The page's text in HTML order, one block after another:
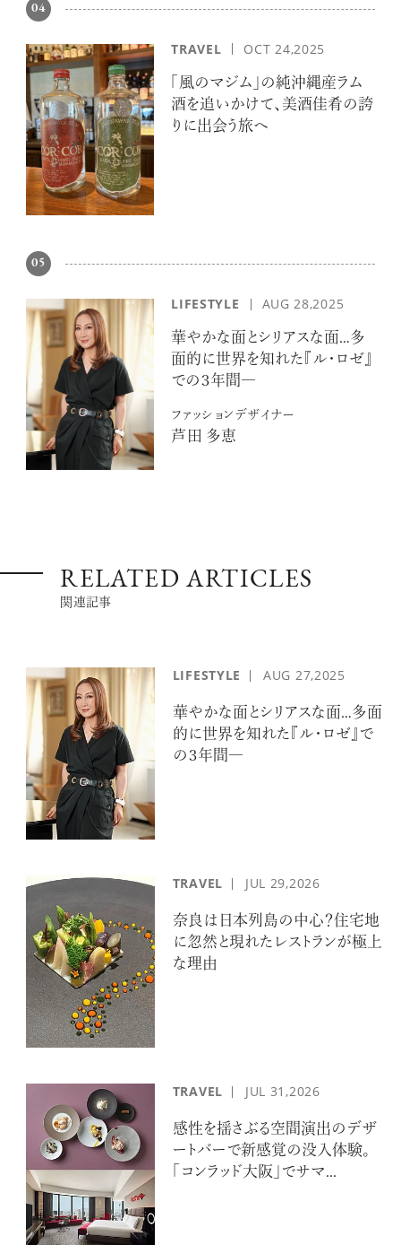
04
TRAVEL OCT 24,2025
「風のマジム」の純沖縄産ラム
酒を追いかけて、美酒佳肴の誇
りに出会う旅へ
05
LIFESTYLE AUG 28,2025
華やかな面とシリアスな面…多
面的に世界を知れた『ル・ロゼ』
での３年間―
ファッションデザイナー
芦田 多恵
RELATED ARTICLES
関連記事
LIFESTYLE AUG 27,2025
華やかな面とシリアスな面…多面
的に世界を知れた『ル・ロゼ』で
の３年間―
TRAVEL JUL 29,2026
奈良は日本列島の中心？住宅地
に忽然と現れたレストランが極上
な理由
TRAVEL JUL 31,2026
感性を揺さぶる空間演出のデザ
ートバーで新感覚の没入体験。
「コンラッド大阪」でサマ...